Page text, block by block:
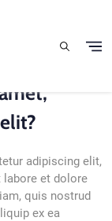
adipiscing elit,
labore et dolore
quis nostrud
ex ea